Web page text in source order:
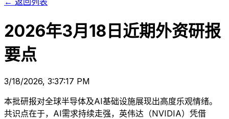
2026年3月18日近期外资研报
要点
3/18/2026, 3:37:17 PM
本批研报对全球半导体及AI基础设施展现出高度乐观情绪。
共识点在于，AI需求持续走强，英伟达（NVIDIA）凭借